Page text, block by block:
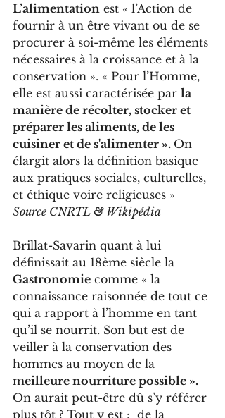
L’alimentation est « l’Action de
fournir à un être vivant ou de se
procurer à soi-même les éléments
nécessaires à la croissance et à la
conservation ». « Pour l’Homme,
elle est aussi caractérisée par la
manière de récolter, stocker et
préparer les aliments, de les
cuisiner et de s'alimenter ». On
élargit alors la définition basique
aux pratiques sociales, culturelles,
et éthique voire religieuses »
Source CNRTL & Wikipédia
Brillat-Savarin quant à lui
définissait au 18ème siècle la
Gastronomie comme « la
connaissance raisonnée de tout ce
qui a rapport à l’homme en tant
qu’il se nourrit. Son but est de
veiller à la conservation des
hommes au moyen de la
meilleure nourriture possible ».
On aurait peut-être dû s’y référer
plus tôt ? Tout y est :  de la